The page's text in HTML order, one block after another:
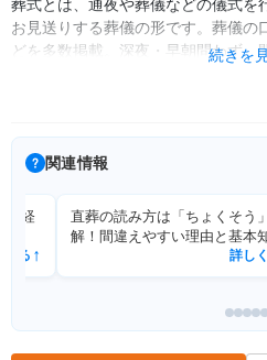
お見送りする葬儀の形です。葬儀の
どを多数掲載。深夜・早朝問わず、
続きを
関連情報
直葬の読み方は「ちょくそう」が正
解！間違えやすい理由と基本知識を
解説
詳しく見る↗